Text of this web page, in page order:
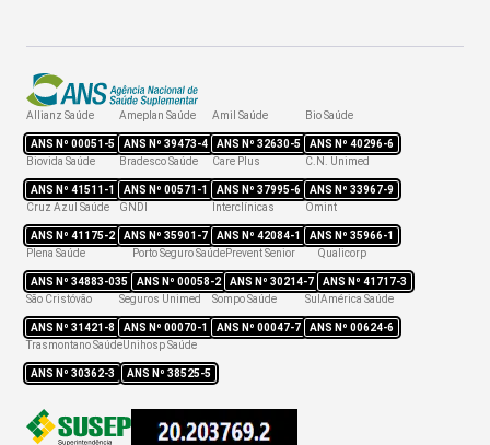
Hapvida Odonto
Portabilidade
Reajuste
Reembolso
Rede credenciada
Allianz Saúde
ANS Nº 00051-5
Ameplan Saúde
ANS Nº 39473-4
Amil Saúde
ANS Nº 32630-5
Bio Saúde
ANS Nº 40296-6
Biovida Saúde
ANS Nº 41511-1
Bradesco Saúde
ANS Nº 00571-1
Care Plus
ANS Nº 37995-6
C.N. Unimed
ANS Nº 33967-9
Cruz Azul Saúde
ANS Nº 41175-2
GNDI
ANS Nº 35901-7
Interclínicas
ANS Nº 42084-1
Omint
ANS Nº 35966-1
Plena Saúde
ANS Nº 34883-035
Porto Seguro Saúde
ANS Nº 00058-2
Prevent Senior
ANS Nº 30214-7
Qualicorp
ANS Nº 41717-3
São Cristóvão
ANS Nº 31421-8
Seguros Unimed
ANS Nº 00070-1
Sompo Saúde
ANS Nº 00047-7
SulAmérica Saúde
ANS Nº 00624-6
Trasmontano Saúde
ANS Nº 30362-3
Unihosp Saúde
ANS Nº 38525-5